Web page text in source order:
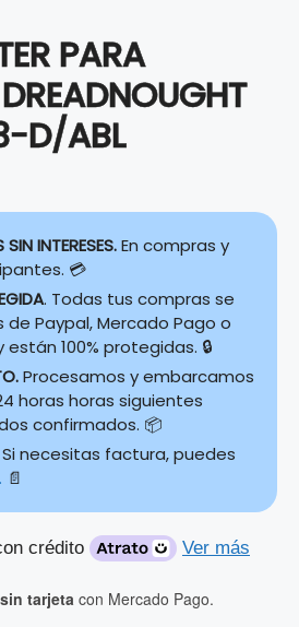
PARA
D/ABL
INTERESES.En compras y
💳
. Todas tus compras se
Paypal, Mercado Pago o
100% protegidas. 🔒
Procesamos y embarcamos
horas horas siguientes
confirmados. 📦
Si necesitas factura, puedes
📄
crédito Ver más
tarjeta con Mercado Pago.